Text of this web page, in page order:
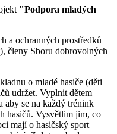
"Podpora mladých
a ochranných prostředků
členy Sboru dobrovolných
o mladé hasiče (děti
udržet. Vyplnit dětem
aby se na každý trénink
hasičů. Vysvětlim jim, co
mají o hasičský sport